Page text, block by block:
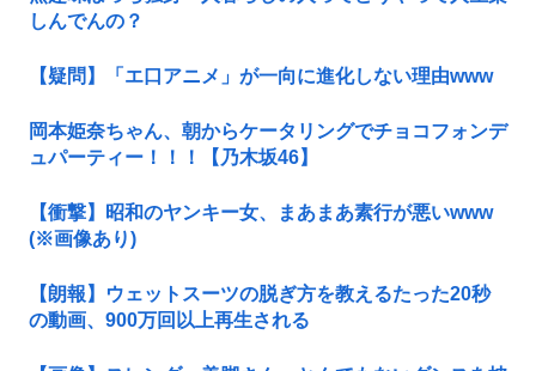
しんでんの？
【疑問】「エ口アニメ」が一向に進化しない理由www
岡本姫奈ちゃん、朝からケータリングでチョコフォンデ
ュパーティー！！！【乃木坂46】
【衝撃】昭和のヤンキー女、まあまあ素行が悪いwww
(※画像あり)
【朗報】ウェットスーツの脱ぎ方を教えるたった20秒
の動画、900万回以上再生される